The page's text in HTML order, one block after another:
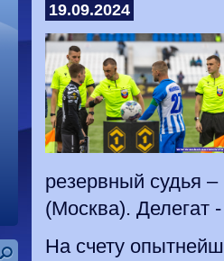
19.09.2024
резервный судья
(Москва). Делегат
На счету